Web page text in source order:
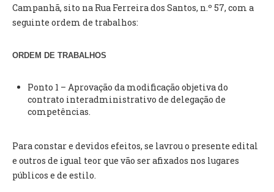
RELATÓRIO E CONTAS
INVENTÁRIO
SUBVENÇÕES PÚBLICAS
GERAIS
SECRETARIA
Campanhã, sito na Rua Ferreira dos Santos, n.º 57, com a
seguinte ordem de trabalhos:
ORDEM DE TRABALHOS
Ponto 1 – Aprovação da modificação objetiva do
contrato interadministrativo de delegação de
competências.
Para constar e devidos efeitos, se lavrou o presente edital
e outros de igual teor que vão ser afixados nos lugares
públicos e de estilo.